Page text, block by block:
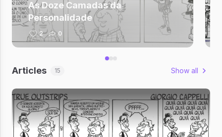
As Doze Camadas da
Personalidade
2 0
Articles 15 Show all